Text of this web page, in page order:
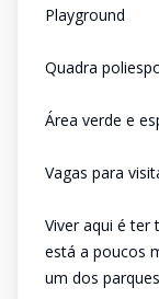
Playground
Quadra
Área verde e
Vagas para
Viver aqui é ter
está a poucos
um dos